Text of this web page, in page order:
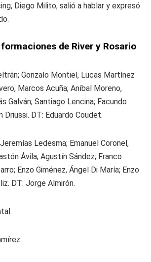
Diego Milito, salió a hablar y expresó
de River y Rosario
Gonzalo Montiel, Lucas Martínez
Marcos Acuña; Aníbal Moreno,
Galván; Santiago Lencina; Facundo
Driussi. DT: Eduardo Coudet.
Jeremías Ledesma; Emanuel Coronel,
Ávila, Agustín Sández; Franco
Enzo Giménez, Ángel Di María; Enzo
DT: Jorge Almirón.